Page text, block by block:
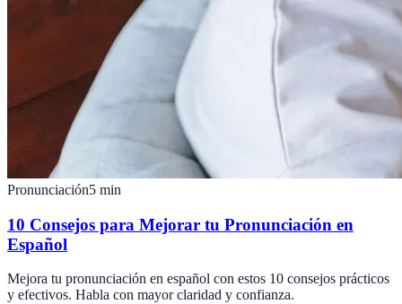
Pronunciación5 min
10 Consejos para Mejorar tu Pronunciación en
Español
Mejora tu pronunciación en español con estos 10 consejos prácticos
y efectivos. Habla con mayor claridad y confianza.